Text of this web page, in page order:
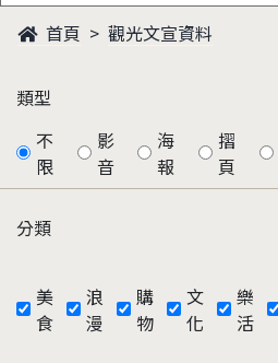
首頁 觀光文宣資料
類型
不
限
影
音
海
報
摺
頁
分類
美
食
浪
漫
購
物
文
化
樂
活